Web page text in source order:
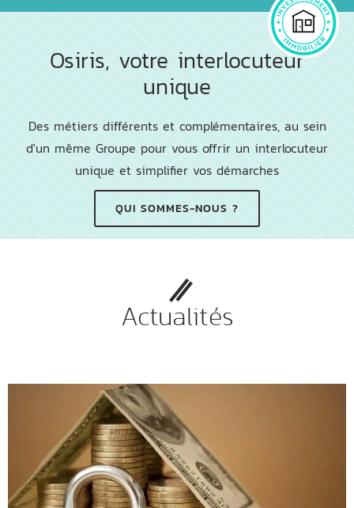
Osiris, votre interlocuteur
unique
Des métiers différents et complémentaires, au sein
d'un même Groupe pour vous offrir un interlocuteur
unique et simplifier vos démarches
QUI SOMMES-NOUS ?
Actualités